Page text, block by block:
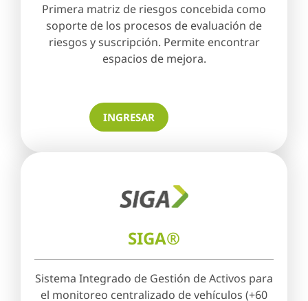
Primera matriz de riesgos concebida como
soporte de los procesos de evaluación de
riesgos y suscripción. Permite encontrar
espacios de mejora.
INGRESAR
SIGA®
Sistema Integrado de Gestión de Activos para
el monitoreo centralizado de vehículos (+60